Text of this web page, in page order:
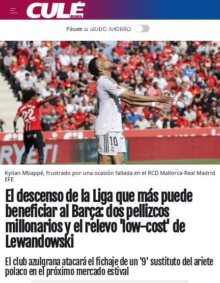
LLEGIR EN CATALÀ
Pásate al MODO AHORRO
Kylian Mbappé, frustrado por una ocasión fallada en el RCD Mallorca-Real Madrid
EFE
El descenso de la Liga que más puede
beneficiar al Barça: dos pellizcos
millonarios y el relevo 'low-cost' de
Lewandowski
El club azulgrana atacará el fichaje de un '9' sustituto del ariete
polaco en el próximo mercado estival